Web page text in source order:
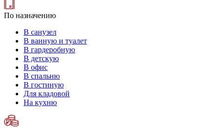
По назначению
В санузел
В ванную и туалет
В гардеробную
В детскую
В офис
В спальню
В гостиную
Для кладовой
На кухню